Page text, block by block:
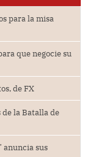
para la misa
que negocie su
de FX
la Batalla de
anuncia sus